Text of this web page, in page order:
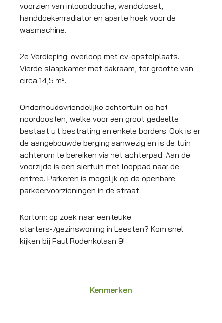
Kenmerken
voorzien van inloopdouche, wandcloset,
handdoekenradiator en aparte hoek voor de
wasmachine.
2e Verdieping: overloop met cv-opstelplaats.
Vierde slaapkamer met dakraam, ter grootte van
circa 14,5 m².
Onderhoudsvriendelijke achtertuin op het
noordoosten, welke voor een groot gedeelte
bestaat uit bestrating en enkele borders. Ook is er
de aangebouwde berging aanwezig en is de tuin
achterom te bereiken via het achterpad. Aan de
voorzijde is een siertuin met looppad naar de
entree. Parkeren is mogelijk op de openbare
parkeervoorzieningen in de straat.
Kortom: op zoek naar een leuke
starters-/gezinswoning in Leesten? Kom snel
kijken bij Paul Rodenkolaan 9!